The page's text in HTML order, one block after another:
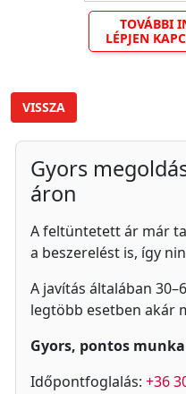
TOVÁBBI
LÉPJEN
VISSZA
Gyors
áron
A feltüntetett ár már
a beszerelést is, így
A javítás általában
legtöbb esetben akár
Gyors, pontos
Időpontfoglalás: +36